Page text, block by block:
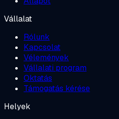
Vállalat
Rólunk
Kapcsolat
Vélemények
Vállalati program
Oktatás
Támogatás kérése
Helyek